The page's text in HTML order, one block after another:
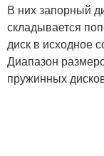
В них запорный
складывается
диск в исходное
Диапазон
пружинных